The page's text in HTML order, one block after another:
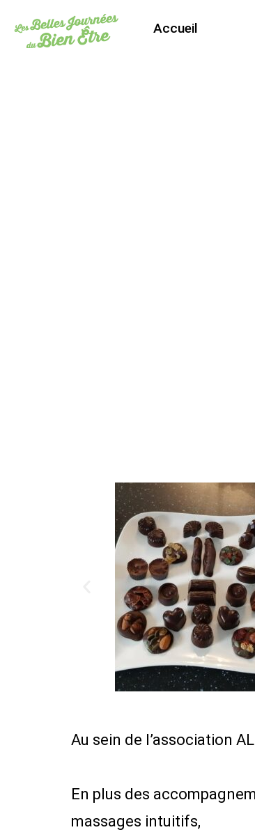
Accueil
Au sein de l’association
En plus des
massages intuitifs,